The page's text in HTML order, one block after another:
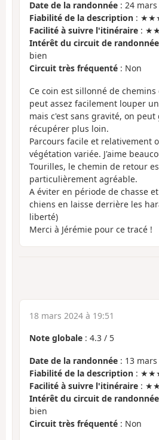
Date de la randonnée : 24
Fiabilité de la description :
Facilité à suivre l'itinéraire :
Intérêt du circuit de randonnée
bien
Circuit très fréquenté : Non
Ce coin est sillonné de
peut assez facilement louper
mais c'est sans gravité, on
récupérer plus loin.
Parcours facile et relativement
végétation variée. J'aime
Tourilles, le chemin de retour
particulièrement agréable.
A éviter en période de chasse
chiens en laisse derrière les
liberté)
Merci à Jérémie pour ce tracé !
18 mars 2024 à 19:51
Note globale : 4.3 / 5
Date de la randonnée : 13
Fiabilité de la description :
Facilité à suivre l'itinéraire :
Intérêt du circuit de randonnée
bien
Circuit très fréquenté : Non